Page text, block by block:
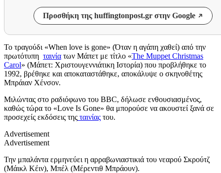
Προσθήκη της huffingtonpost.gr στην Google
Το τραγούδι «When love is gone» (Όταν η αγάπη χαθεί) από την
πρωτότυπη ταινία των Μάπετ με τίτλο «The Muppet Christmas
Carol» (Μάπετ: Χριστουγεννιάτικη Ιστορία) που προβλήθηκε το
1992, βρέθηκε και αποκαταστάθηκε, αποκάλυψε ο σκηνοθέτης
Μπράιαν Χένσον.
Μιλώντας στο ραδιόφωνο του BBC, δήλωσε ενθουσιασμένος,
καθώς τώρα το «Love Is Gone» θα μπορούσε να ακουστεί ξανά σε
προσεχείς εκδόσεις της ταινίας του.
Advertisement
Advertisement
Την μπαλάντα ερμηνεύει η αρραβωνιαστικιά του νεαρού Σκρούτζ
(Μάικλ Κέιν), Μπέλ (Μέρεντιθ Μπράουν).